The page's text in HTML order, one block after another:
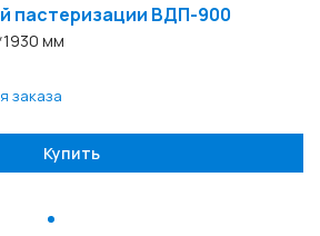
пастеризации ВДП-900
мм
заказа
Купить